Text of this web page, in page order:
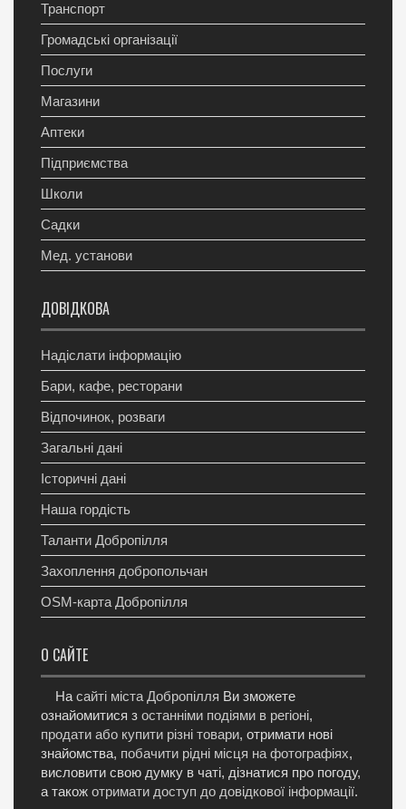
Транспорт
Громадські організації
Послуги
Магазини
Аптеки
Підприємства
Школи
Садки
Мед. установи
ДОВІДКОВА
Надіслати інформацію
Бари, кафе, ресторани
Відпочинок, розваги
Загальні дані
Історичні дані
Наша гордість
Таланти Добропілля
Захоплення добропольчан
OSM-карта Добропілля
О САЙТЕ
На сайті міста Добропілля Ви зможете
ознайомитися з останніми подіями в регіоні,
продати або купити різні товари, отримати нові
знайомства, побачити рідні місця на фотографіях,
висловити свою думку в чаті, дізнатися про погоду,
а також отримати доступ до довідкової інформації.